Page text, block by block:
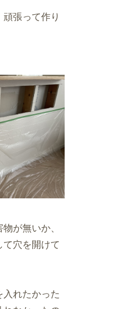
張って作り
が無いか、
穴を開けて
れたかった